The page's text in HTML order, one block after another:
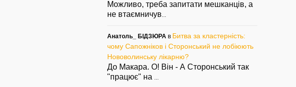
Можливо, треба запитати мешканців, а
не втаємничув
Анатоль_ БІДЗЮРА в Битва за кластерність:
чому Сапожніков і Сторонський не лобіюють
Нововолинську лікарню?
До Макара. О! Він - А Сторонський так
"працює" на